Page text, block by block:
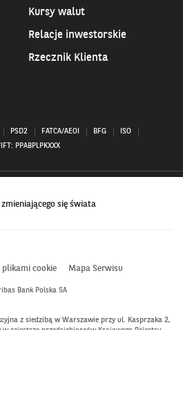
Kursy walut
Relacje inwestorskie
Rzecznik Klienta
PSD2 FATCA/AEOI BFG
ISO
PPABPLPKXXX
zmieniającego się świata
plikami cookie Mapa Serwisu
Bank Polska SA
z siedzibą w Warszawie przy ul. Kasprzaka 2,
rejestrze przedsiębiorców Krajowego Rejestru